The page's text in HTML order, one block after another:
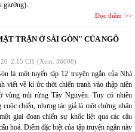
giường).
Đọc thêm
TRẬN Ở SÀI GÒN" CỦA NGÔ
2:15 CH (Xem: 36008)
là một tuyển tập 12 truyện ngắn của Nhà
viết về kí ức thời chiến tranh vào thập niên
vùng núi rừng Tây Nguyên. Tuy có nhiều
cuộc chiến, nhưng tác giả là một chứng nhân
giai đoạn chiến sự khốc liệt qua các câu
hoá. Điểm đặc biệt của tập truyện ngắn này